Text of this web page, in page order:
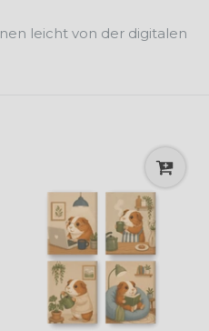
leicht von der digitalen